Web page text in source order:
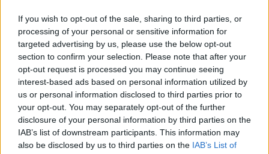
If you wish to opt-out of the sale, sharing to third parties, or
processing of your personal or sensitive information for
targeted advertising by us, please use the below opt-out
section to confirm your selection. Please note that after your
opt-out request is processed you may continue seeing
interest-based ads based on personal information utilized by
us or personal information disclosed to third parties prior to
your opt-out. You may separately opt-out of the further
disclosure of your personal information by third parties on the
IAB’s list of downstream participants. This information may
also be disclosed by us to third parties on the IAB’s List of
και ξεπλυμένα, 1 κονσέρβα πράσινα φασολάκια
κομμένα, στραγγισμένα, 1 φλ. καλαμπόκι
κονσέρβας ή κατεψυγμένο και ξεπαγωμένο, 1 φλ.
φρέσκα μύρτιλα, 1 μέτριο κόκκινο κρεμμύδι
ψιλοκομμένο, 1 ματσάκι φρέσκο κόλιανδρο
ψιλοκομμένο.
Για το dressing: 120 ml ελαιόλαδο, 120 ml Bai